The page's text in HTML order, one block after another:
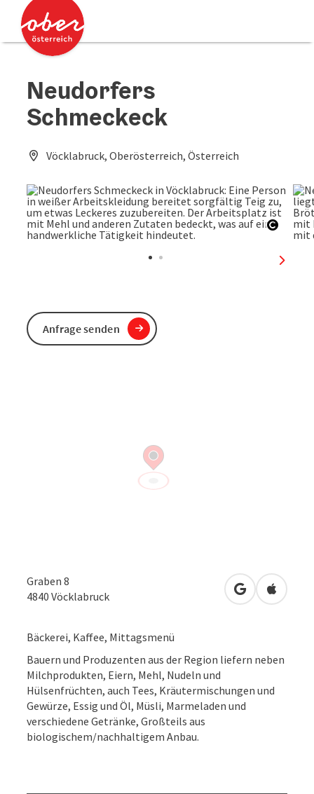
Zum Inhalt
Zum Seitenanfang
Neudorfers
Schmeckeck
Vöcklabruck, Oberösterreich, Österreich
Graben 8
4840 Vöcklabruck in Google
in
Bäckerei, Kaffee, Mittagsmenü
Bauern und Produzenten aus der Region liefern neben
Milchprodukten, Eiern, Mehl, Nudeln und
Hülsenfrüchten, auch Tees, Kräutermischungen und
Gewürze, Essig und Öl, Müsli, Marmeladen und
verschiedene Getränke, Großteils aus
biologischem/nachhaltigem Anbau.
Anfrage senden